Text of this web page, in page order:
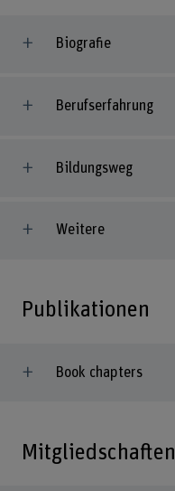
Biografie
Berufserfahrung
Bildungsweg
Weitere
Publikationen
Book chapters
Mitgliedschaften